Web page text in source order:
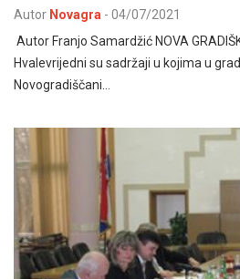
Autor Novagra - 04/07/2021
Autor Franjo Samardžić NOVA
Hvalevrijedni su sadržaji u kojima u
Novogradiščani…